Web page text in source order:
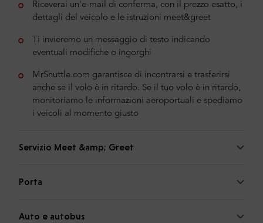
Riceverai un'e-mail di conferma, con il prezzo esatto, i
dettagli del veicolo e le istruzioni meet&greet
Ti invieremo un messaggio di testo indicando
eventuali modifiche o ingorghi
MrShuttle.com garantisce di incontrarsi e trasferirsi
anche se il volo è in ritardo. Se il tuo volo è in ritardo,
monitoriamo le informazioni aeroportuali e spediamo
i veicoli al momento giusto
Servizio Meet &amp; Greet
Porta
Auto e autobus